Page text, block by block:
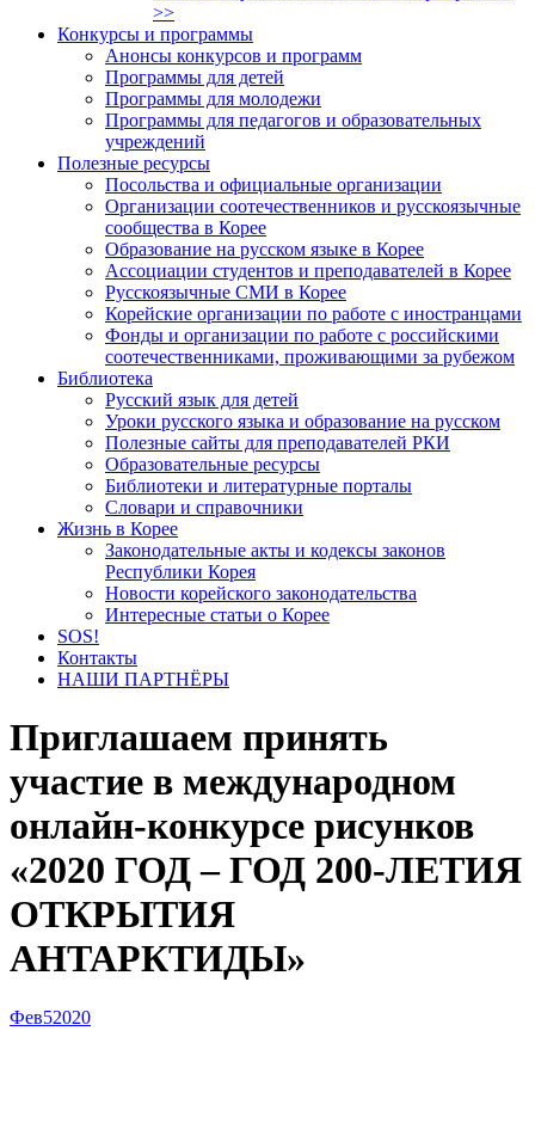
>>
Конкурсы и программы
Анонсы конкурсов и программ
Программы для детей
Программы для молодежи
Программы для педагогов и образовательных
учреждений
Полезные ресурсы
Посольства и официальные организации
Организации соотечественников и русскоязычные
сообщества в Корее
Образование на русском языке в Корее
Ассоциации студентов и преподавателей в Корее
Русскоязычные СМИ в Корее
Корейские организации по работе с иностранцами
Фонды и организации по работе с российскими
соотечественниками, проживающими за рубежом
Библиотека
Русский язык для детей
Уроки русского языка и образование на русском
Полезные сайты для преподавателей РКИ
Образовательные ресурсы
Библиотеки и литературные порталы
Словари и справочники
Жизнь в Корее
Законодательные акты и кодексы законов
Республики Корея
Новости корейского законодательства
Интересные статьи о Корее
SOS!
Контакты
НАШИ ПАРТНЁРЫ
Приглашаем принять
участие в международном
онлайн-конкурсе рисунков
«2020 ГОД – ГОД 200-ЛЕТИЯ
ОТКРЫТИЯ
АНТАРКТИДЫ»
Фев52020